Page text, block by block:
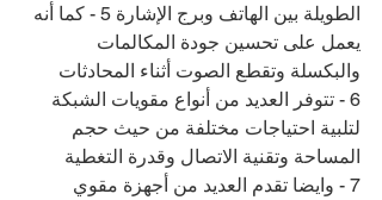
الطويلة بين الهاتف وبرج الإشارة 5 - كما أنه
يعمل على تحسين جودة المكالمات
والبكسلة وتقطع الصوت أثناء المحادثات
6 - تتوفر العديد من أنواع مقويات الشبكة
لتلبية احتياجات مختلفة من حيث حجم
المساحة وتقنية الاتصال وقدرة التغطية
7 - وايضا تقدم العديد من أجهزة مقوي